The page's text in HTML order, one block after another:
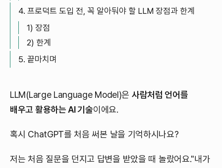
4. 프로덕트 도입 전, 꼭 알아둬야 할 LLM 장점과 한계
1) 장점
2) 한계
5. 끝마치며
LLM(Large Language Model)은 사람처럼 언어를
배우고 활용하는 AI 기술이에요.
혹시 ChatGPT를 처음 써본 날을 기억하시나요?
저는 처음 질문을 던지고 답변을 받았을 때 놀랐어요."내가